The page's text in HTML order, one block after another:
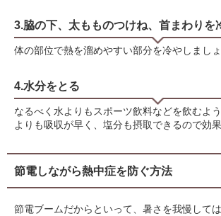
3.脇の下、太もものつけね、首まわりを
体の部位で熱を溜めやすい部分を冷やしましょ
4.水分をとる
なるべく水よりもスポーツ飲料などを飲むよ
よりも吸収が早く、塩分も摂取できるので効果
節電しながら熱中症を防ぐ方法
節電ブームだからといって、暑さを我慢して